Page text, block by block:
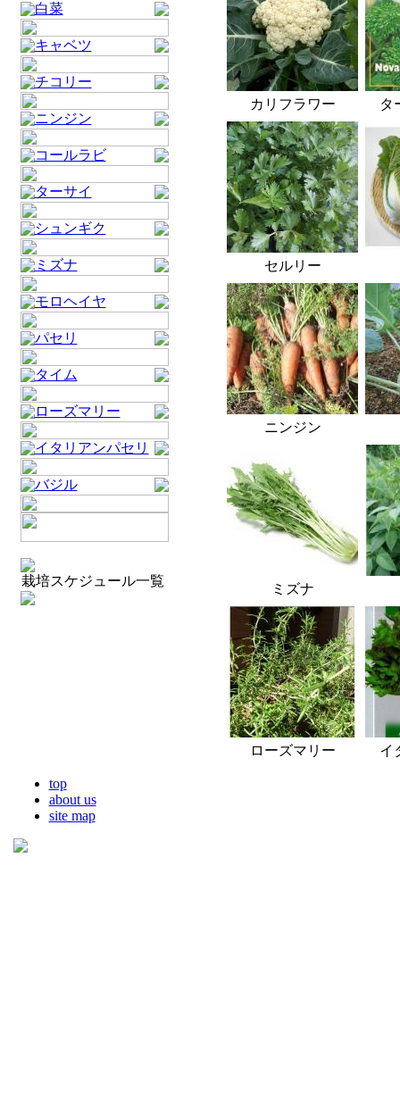
白菜
キャベツ
チコリー
ニンジン
コールラビ
ターサイ
シュンギク
ミズナ
モロヘイヤ
パセリ
タイム
ローズマリー
イタリアンパセリ
バジル
栽培スケジュール一覧
カリフラワー タ
セルリー
ニンジン
ミズナ
ローズマリー イ
top
about us
site map